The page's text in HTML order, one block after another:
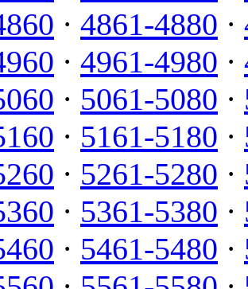
· 4861-4880 ·
· 4961-4980 ·
· 5061-5080 ·
· 5161-5180 ·
· 5261-5280 ·
· 5361-5380 ·
· 5461-5480 ·